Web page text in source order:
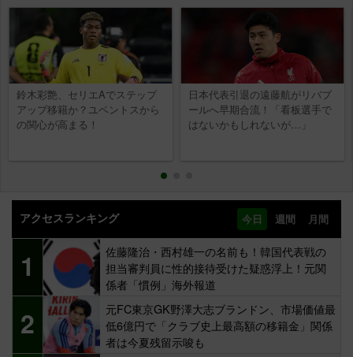
鈴木彩艶、セリエAでステップ
アップ移籍か？ユベントスから
の関心が高まる！
日本代表引退の遠藤航がリバプ
ールへ早期合流！「看板選手で
はないかもしれないが…」
アクセスランキング 今日 週間 月間
1
佐藤隆治・西村雄一の名前も！韓国代表戦の
担当審判員に性的接待受けた疑惑浮上！元関
係者「慣例」海外報道
2
元FC東京GK野澤大志ブランドン、市場価値最
低6億円で「クラブ史上最高額の移籍金」関係
者は今夏残留示唆も